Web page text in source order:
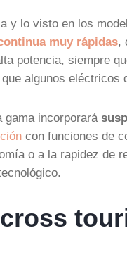
y lo visto en los
muy rápidas,
potencia, siempre
algunos eléctricos
gama incorporará
con funciones de
o a la rapidez de